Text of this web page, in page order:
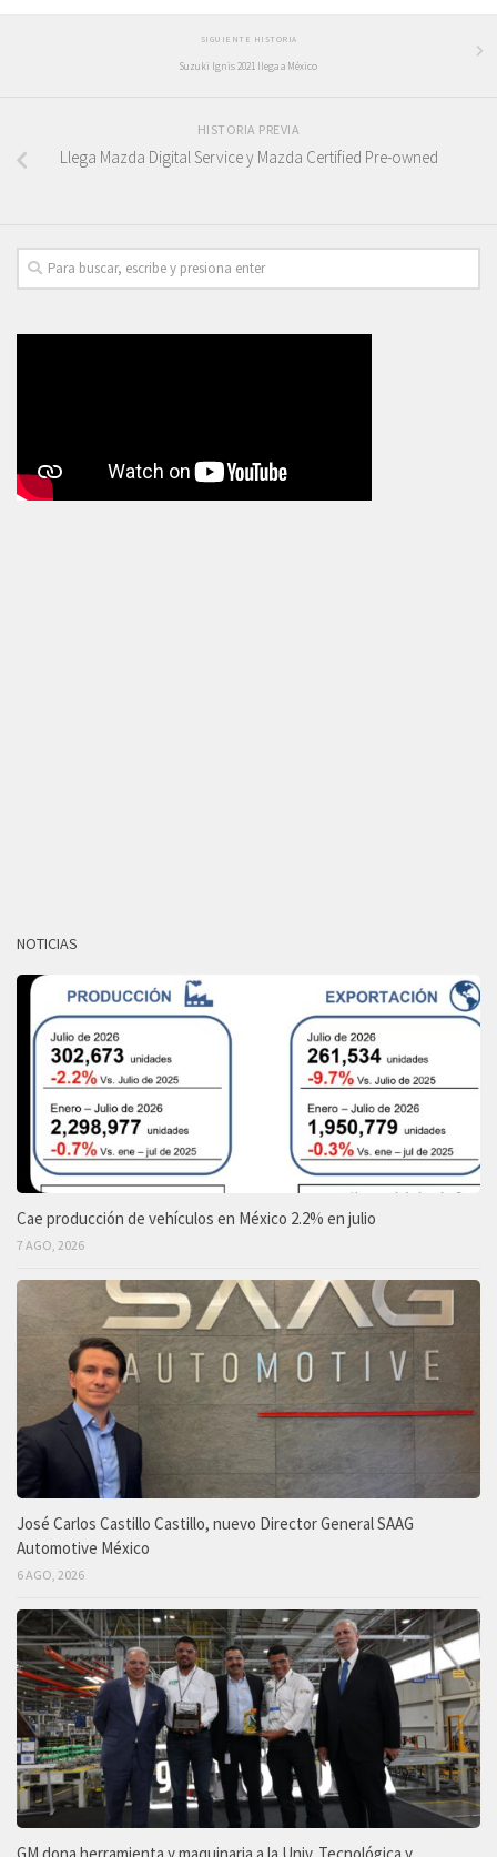
SIGUIENTE HISTORIA
Suzuki Ignis 2021 llega a México
HISTORIA PREVIA
Llega Mazda Digital Service y Mazda Certified Pre-owned
NOTICIAS
Cae producción de vehículos en México 2.2% en julio
7 AGO, 2026
José Carlos Castillo Castillo, nuevo Director General SAAG
Automotive México
6 AGO, 2026
GM dona herramienta y maquinaria a la Univ. Tecnológica y